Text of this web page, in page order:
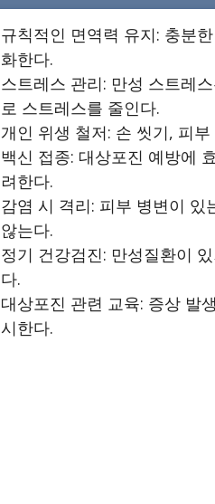
규칙적인 면역력 유지: 충분
화한다.
스트레스 관리: 만성 스트레
로 스트레스를 줄인다.
개인 위생 철저: 손 씻기, 피
백신 접종: 대상포진 예방에
려한다.
감염 시 격리: 피부 병변이
않는다.
정기 건강검진: 만성질환이
다.
대상포진 관련 교육: 증상 발
시한다.